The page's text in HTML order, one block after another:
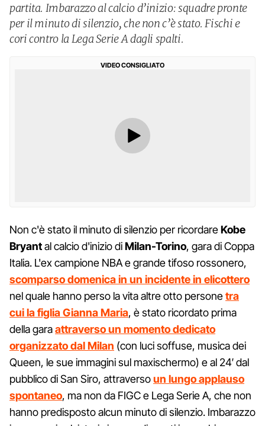
partita. Imbarazzo al calcio d’inizio: squadre pronte
per il minuto di silenzio, che non c’è stato. Fischi e
cori contro la Lega Serie A dagli spalti.
VIDEO CONSIGLIATO
Non c'è stato il minuto di silenzio per ricordareKobe
Bryantal calcio d'inizio diMilan-Torino, gara di Coppa
Italia. L'ex campione NBA e grande tifoso rossonero,
scomparso domenica in un incidente in elicottero
nel quale hanno perso la vita altre otto personetra
cui la figlia Gianna Maria, è stato ricordato prima
della garaattraverso un momento dedicato
organizzato dal Milan (con luci soffuse, musica dei
Queen, le sue immagini sul maxischermo) e al 24′ dal
pubblico di San Siro, attraversoun lungo applauso
spontaneo, ma non da FIGC e Lega Serie A, che non
hanno predisposto alcun minuto di silenzio. Imbarazzo